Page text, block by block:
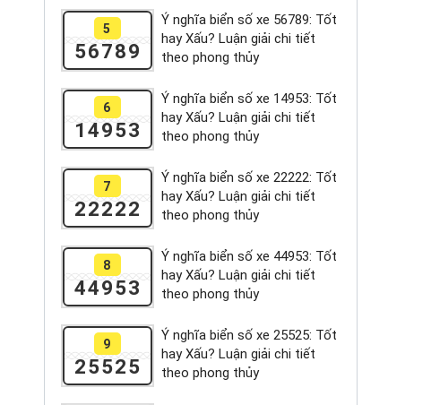
5
56789
Ý nghĩa biển số xe 56789: Tốt
hay Xấu? Luận giải chi tiết
theo phong thủy
6
14953
Ý nghĩa biển số xe 14953: Tốt
hay Xấu? Luận giải chi tiết
theo phong thủy
7
22222
Ý nghĩa biển số xe 22222: Tốt
hay Xấu? Luận giải chi tiết
theo phong thủy
8
44953
Ý nghĩa biển số xe 44953: Tốt
hay Xấu? Luận giải chi tiết
theo phong thủy
9
25525
Ý nghĩa biển số xe 25525: Tốt
hay Xấu? Luận giải chi tiết
theo phong thủy